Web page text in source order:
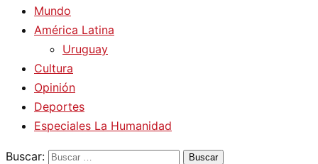
Mundo
América Latina
Uruguay
Cultura
Opinión
Deportes
Especiales La Humanidad
Buscar: